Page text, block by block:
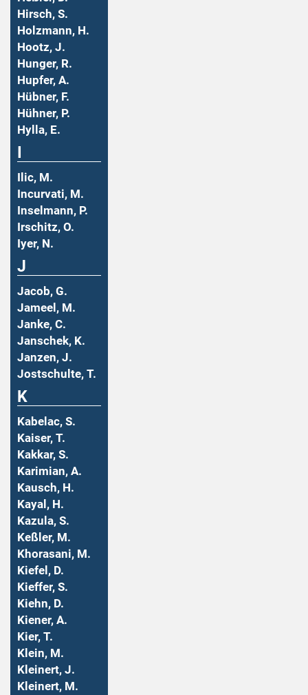
Hirsch, S.
Holzmann, H.
Hootz, J.
Hunger, R.
Hupfer, A.
Hübner, F.
Hühner, P.
Hylla, E.
Ilic, M.
Incurvati, M.
Inselmann, P.
Irschitz, O.
Iyer, N.
J
Jacob, G.
Jameel, M.
Janke, C.
Janschek, K.
Janzen, J.
Jostschulte, T.
K
Kabelac, S.
Kaiser, T.
Kakkar, S.
Karimian, A.
Kausch, H.
Kayal, H.
Kazula, S.
Keßler, M.
Khorasani, M.
Kiefel, D.
Kieffer, S.
Kiehn, D.
Kiener, A.
Kier, T.
Klein, M.
Kleinert, J.
Kleinert, M.